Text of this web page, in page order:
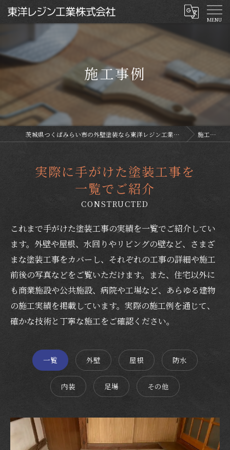
施工事例
茨城県つくばみらい市の外壁塗装なら東洋レジン工業株式会社 施工事例
実際に手がけた塗装工事を
一覧でご紹介
CONSTRUCTED
これまで手がけた塗装工事の実績を一覧でご紹介してい
ます。外壁や屋根、水回りやリビングの壁など、さまざ
まな塗装工事をカバーし、それぞれの工事の詳細や施工
前後の写真などをご覧いただけます。また、住宅以外に
も商業施設や公共施設、病院や工場など、あらゆる建物
の施工実績を掲載しています。実際の施工例を通じて、
確かな技術と丁寧な施工をご確認ください。
一覧 外壁 屋根 防水
内装 足場 その他